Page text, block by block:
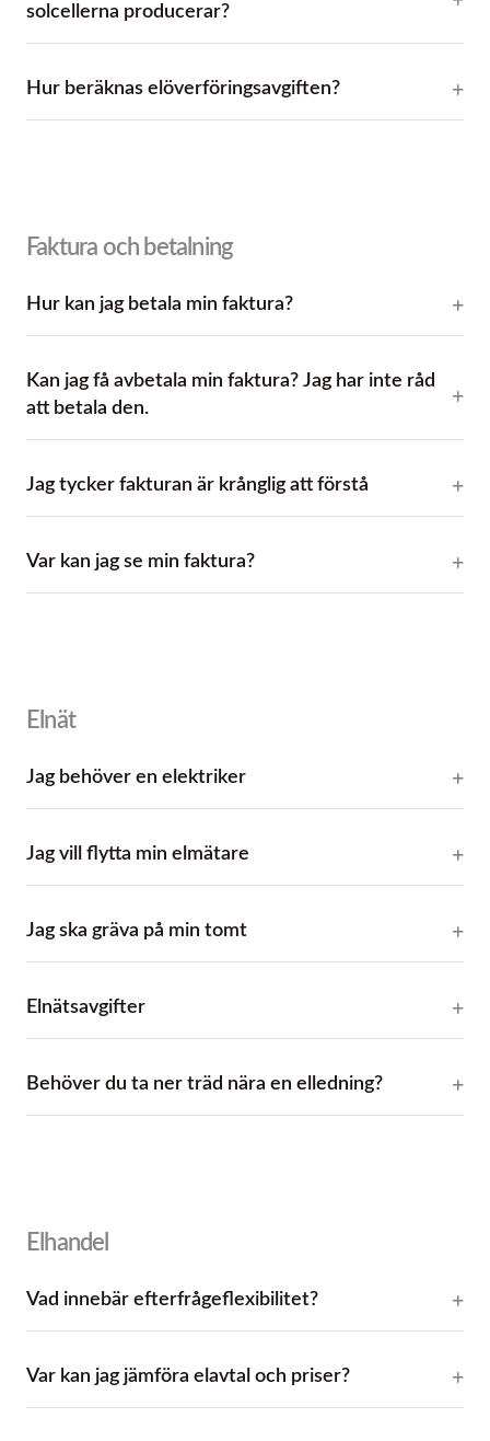
solcellerna producerar?
Hur beräknas elöverföringsavgiften?
Faktura och betalning
Hur kan jag betala min faktura?
Kan jag få avbetala min faktura? Jag har inte råd
att betala den.
Jag tycker fakturan är krånglig att förstå
Var kan jag se min faktura?
Elnät
Jag behöver en elektriker
Jag vill flytta min elmätare
Jag ska gräva på min tomt
Elnätsavgifter
Behöver du ta ner träd nära en elledning?
Elhandel
Vad innebär efterfrågeflexibilitet?
Var kan jag jämföra elavtal och priser?